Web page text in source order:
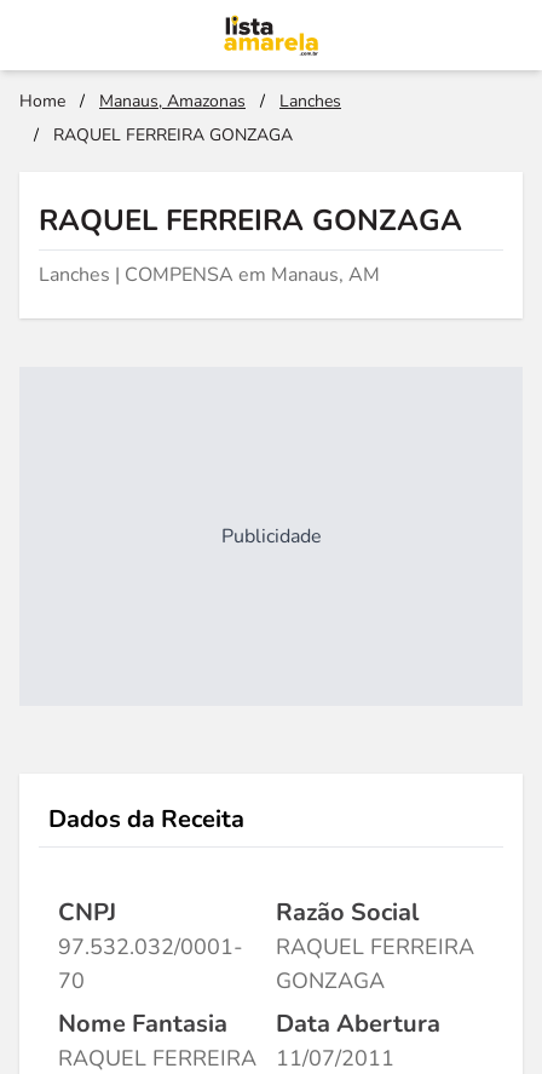
Home / Manaus, Amazonas /
Lanches
/
RAQUEL FERREIRA GONZAGA
RAQUEL FERREIRA GONZAGA
Lanches | COMPENSA em Manaus, AM
Publicidade
Dados da Receita
CNPJ
97.532.032/0001-
70
Razão Social
RAQUEL FERREIRA
GONZAGA
Nome Fantasia
RAQUEL FERREIRA
Data Abertura
11/07/2011